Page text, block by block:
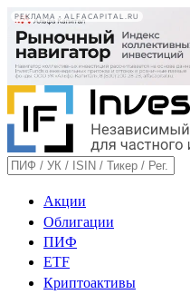
РЕКЛАМА • ALFACAPITAL.RU
Акции
Облигации
ПИФ
ETF
Криптоактивы